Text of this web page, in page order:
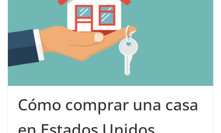
Cómo comprar una casa